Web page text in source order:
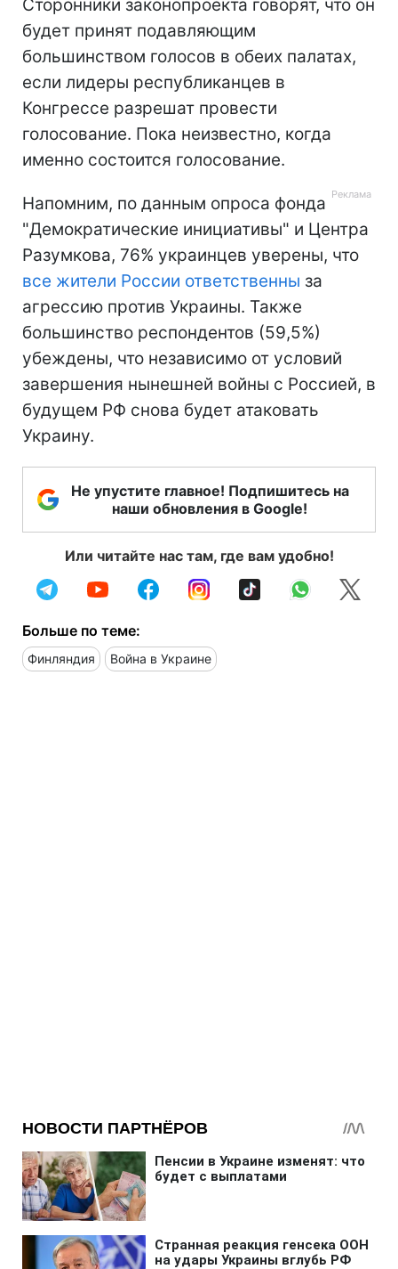
Сторонники законопроекта говорят, что он
будет принят подавляющим
большинством голосов в обеих палатах,
если лидеры республиканцев в
Конгрессе разрешат провести
голосование. Пока неизвестно, когда
именно состоится голосование.
Напомним, по данным опроса фонда
"Демократические инициативы" и Центра
Разумкова, 76% украинцев уверены, что
все жители России ответственны за
агрессию против Украины. Также
большинство респондентов (59,5%)
убеждены, что независимо от условий
завершения нынешней войны с Россией, в
будущем РФ снова будет атаковать
Украину.
Не упустите главное! Подпишитесь на
наши обновления в Google!
Или читайте нас там, где вам удобно!
Больше по теме:
Финляндия Война в Украине